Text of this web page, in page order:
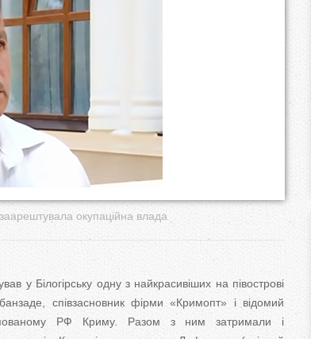
окупаційна влада
у Білогірську одну з найкрасивіших на півострові
співзасновник фірми «Кримопт» і відомий
РФ Криму. Разом з ним затримали і